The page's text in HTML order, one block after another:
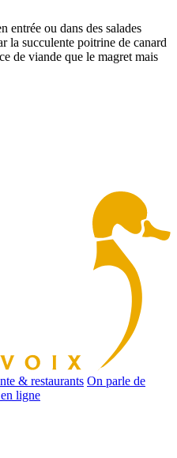
entrée ou dans des salades
la succulente poitrine de canard
de viande que le magret mais
& restaurants On parle de
ligne